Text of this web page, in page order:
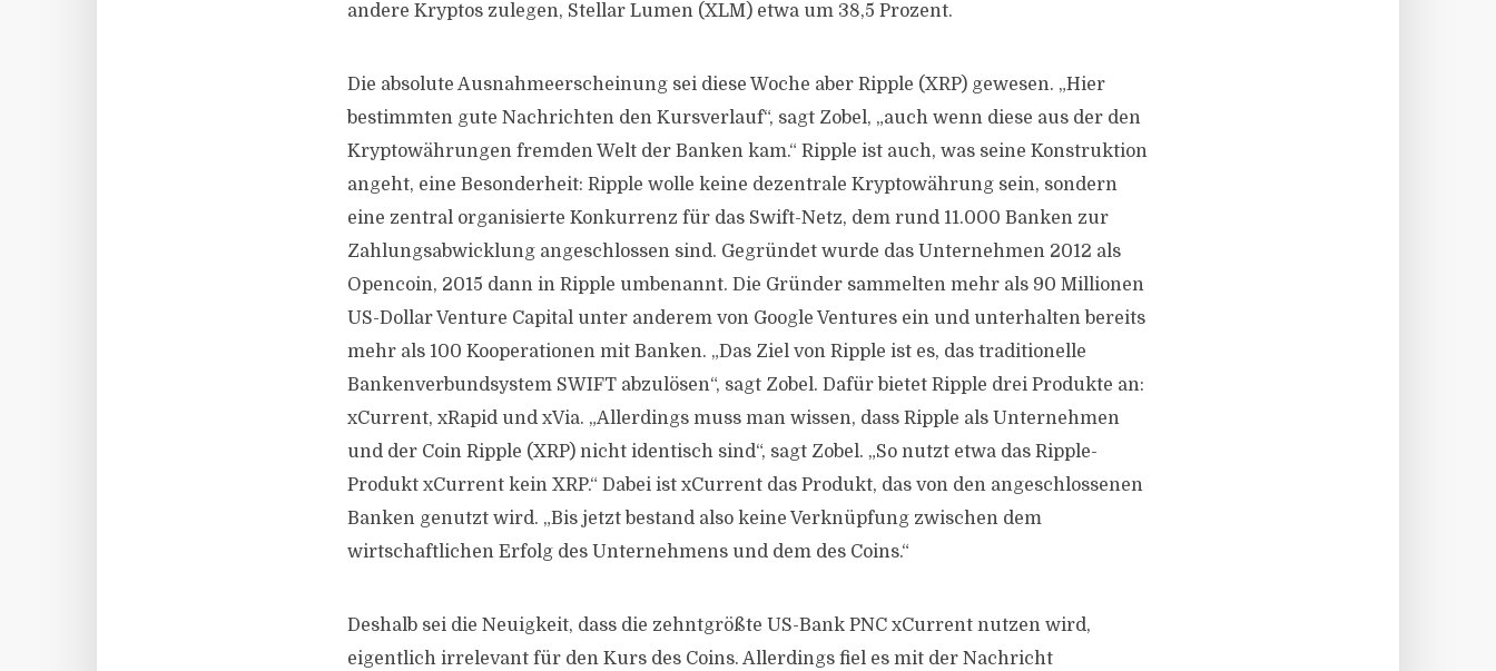
andere Kryptos zulegen, Stellar Lumen (XLM) etwa um 38,5 Prozent.
Die absolute Ausnahmeerscheinung sei diese Woche aber Ripple (XRP) gewesen. „Hier
bestimmten gute Nachrichten den Kursverlauf“, sagt Zobel, „auch wenn diese aus der den
Kryptowährungen fremden Welt der Banken kam.“ Ripple ist auch, was seine Konstruktion
angeht, eine Besonderheit: Ripple wolle keine dezentrale Kryptowährung sein, sondern
eine zentral organisierte Konkurrenz für das Swift-Netz, dem rund 11.000 Banken zur
Zahlungsabwicklung angeschlossen sind. Gegründet wurde das Unternehmen 2012 als
Opencoin, 2015 dann in Ripple umbenannt. Die Gründer sammelten mehr als 90 Millionen
US-Dollar Venture Capital unter anderem von Google Ventures ein und unterhalten bereits
mehr als 100 Kooperationen mit Banken. „Das Ziel von Ripple ist es, das traditionelle
Bankenverbundsystem SWIFT abzulösen“, sagt Zobel. Dafür bietet Ripple drei Produkte an:
xCurrent, xRapid und xVia. „Allerdings muss man wissen, dass Ripple als Unternehmen
und der Coin Ripple (XRP) nicht identisch sind“, sagt Zobel. „So nutzt etwa das Ripple-
Produkt xCurrent kein XRP.“ Dabei ist xCurrent das Produkt, das von den angeschlossenen
Banken genutzt wird. „Bis jetzt bestand also keine Verknüpfung zwischen dem
wirtschaftlichen Erfolg des Unternehmens und dem des Coins.“
Deshalb sei die Neuigkeit, dass die zehntgrößte US-Bank PNC xCurrent nutzen wird,
eigentlich irrelevant für den Kurs des Coins. Allerdings fiel es mit der Nachricht